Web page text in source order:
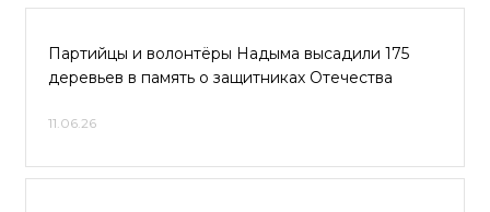
Партийцы и волонтёры Надыма высадили 175
деревьев в память о защитниках Отечества
11.06.26